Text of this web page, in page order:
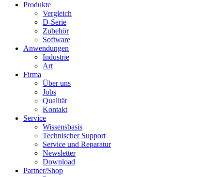
Produkte
Vergleich
D-Serie
Zubehör
Software
Anwendungen
Industrie
Art
Firma
Über uns
Jobs
Qualität
Kontakt
Service
Wissensbasis
Technischer Support
Service und Reparatur
Newsletter
Download
Partner/Shop